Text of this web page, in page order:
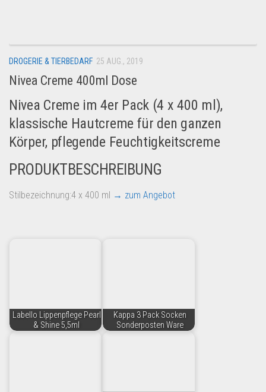
Amazon
Aldi
Lidl
Kostenlos verkaufen
Anmelden
Kostenlos Registrieren
Newsletter
DROGERIE & TIERBEDARF 25 AUG., 2019
Nivea Creme 400ml Dose
Nivea Creme im 4er Pack (4 x 400 ml),
klassische Hautcreme für den ganzen
Körper, pflegende Feuchtigkeitscreme
PRODUKTBESCHREIBUNG
Stilbezeichnung:4 x 400 ml → zum Angebot
Labello Lippenpflege Pearl
& Shine 5,5ml
Kappa 3 Pack Socken
Sonderposten Ware